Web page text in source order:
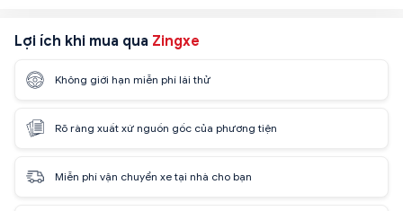
Lợi ích khi mua qua Zingxe
Không giới hạn miễn phí lái thử
Rõ ràng xuất xứ nguồn gốc của phương tiện
Miễn phí vận chuyển xe tại nhà cho bạn